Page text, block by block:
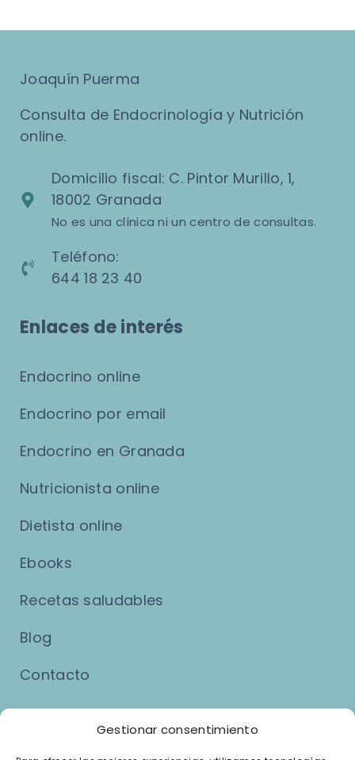
Gestionar consentimiento
Joaquín Puerma
Consulta de Endocrinología y Nutrición
online.
Domicilio fiscal: C. Pintor Murillo, 1,
18002 Granada
No es una clínica ni un centro de consultas.
Teléfono:
644 18 23 40
Enlaces de interés
Endocrino online
Endocrino por email
Endocrino en Granada
Nutricionista online
Dietista online
Ebooks
Recetas saludables
Blog
Contacto
Asuntos Legales